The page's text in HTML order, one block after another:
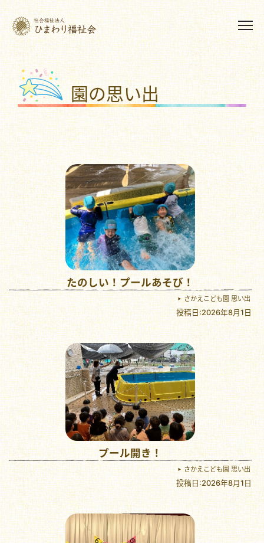
園の思い出
たのしい！プールあそび！
さかえこども園 思い出
投稿日:2026年8月1日
プール開き！
さかえこども園 思い出
投稿日:2026年8月1日